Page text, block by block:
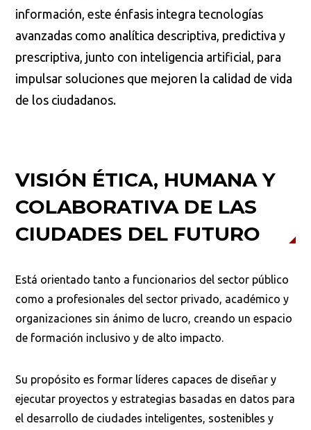
información, este énfasis integra tecnologías
avanzadas como analítica descriptiva, predictiva y
prescriptiva, junto con inteligencia artificial, para
impulsar soluciones que mejoren la calidad de vida
de los ciudadanos.
VISIÓN ÉTICA, HUMANA Y
COLABORATIVA DE LAS
CIUDADES DEL FUTURO
Está orientado tanto a funcionarios del sector público
como a profesionales del sector privado, académico y
organizaciones sin ánimo de lucro, creando un espacio
de formación inclusivo y de alto impacto.
Su propósito es formar líderes capaces de diseñar y
ejecutar proyectos y estrategias basadas en datos para
el desarrollo de ciudades inteligentes, sostenibles y